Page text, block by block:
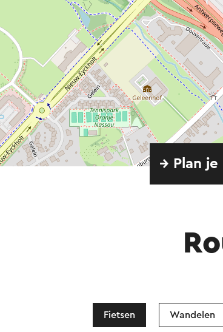
→ Plan
Fietsen Wandelen